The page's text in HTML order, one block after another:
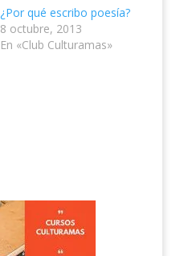
¿Por qué escribo poesía?
8 octubre, 2013
En «Club Culturamas»